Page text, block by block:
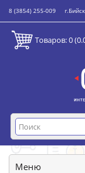
8 (3854) 255-009
Товаров: 0
Меню